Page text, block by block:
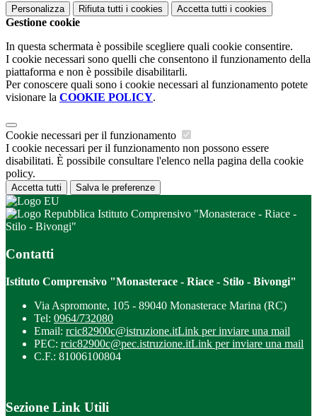
Personalizza Rifiuta tutti i cookies Accetta tutti i cookies
Gestione cookie
In questa schermata è possibile scegliere quali cookie consentire.
I cookie necessari sono quelli che consentono il funzionamento della
piattaforma e non è possibile disabilitarli.
Per conoscere quali sono i cookie necessari al funzionamento potete
visionare la COOKIE POLICY.
Cookie necessari per il funzionamento
I cookie necessari per il funzionamento non possono essere
disabilitati. È possibile consultare l'elenco nella pagina della cookie
policy.
Accetta tutti Salva le preferenze
Istituto Comprensivo "Monasterace - Riace -
Stilo - Bivongi"
Contatti
Istituto Comprensivo "Monasterace - Riace - Stilo - Bivongi"
Via Aspromonte, 105 - 89040 Monasterace Marina (RC)
Tel: 0964/732080
Email: rcic82900c@istruzione.itLink per inviare una mail
PEC: rcic82900c@pec.istruzione.itLink per inviare una mail
C.F.: 81006100804
Sezione Link Utili